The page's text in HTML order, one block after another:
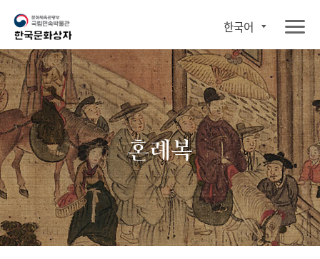
한국어
혼례복